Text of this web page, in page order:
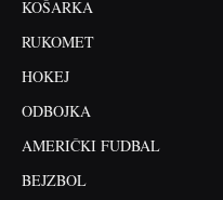
KOŠARKA
RUKOMET
HOKEJ
ODBOJKA
AMERIČKI FUDBAL
BEJZBOL